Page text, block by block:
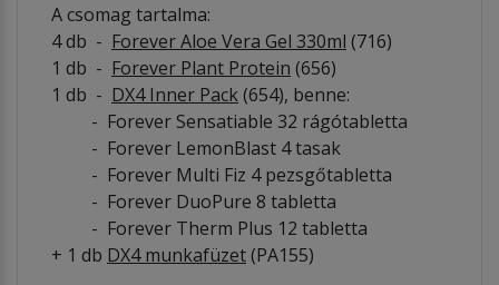
A csomag tartalma:
4 db - Forever Aloe Vera Gel 330ml (716)
1 db - Forever Plant Protein (656)
1 db - DX4 Inner Pack(654), benne:
- Forever Sensatiable 32 rágótabletta
- Forever LemonBlast 4 tasak
- Forever Multi Fiz 4 pezsgőtabletta
- Forever DuoPure 8 tabletta
- Forever Therm Plus 12 tabletta
+ 1 db DX4 munkafüzet(PA155)